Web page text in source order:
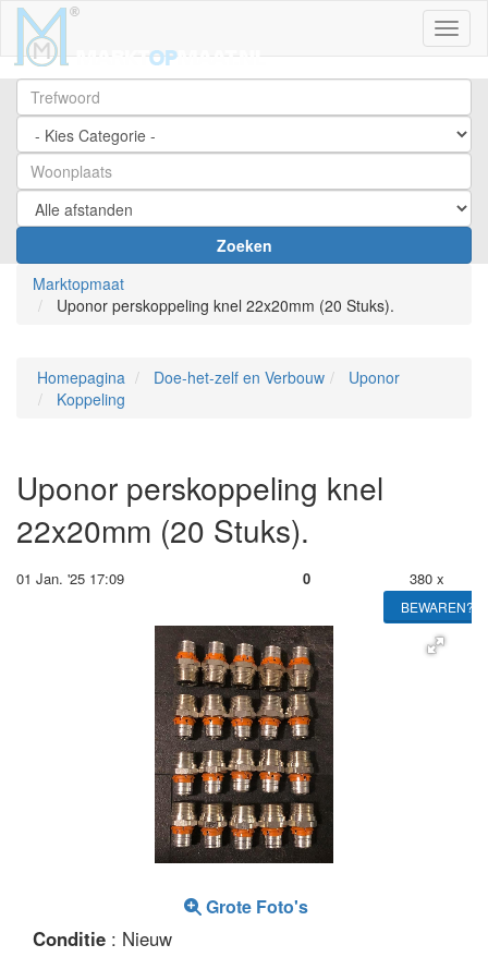
Zoeken
Marktopmaat
Uponor perskoppeling knel 22x20mm (20 Stuks).
Homepagina Doe-het-zelf en Verbouw
Uponor
Koppeling
Uponor perskoppeling knel
22x20mm (20 Stuks).
01 Jan. '25 17:09 0 380 x
BEWAREN?
Grote Foto's
Conditie : Nieuw